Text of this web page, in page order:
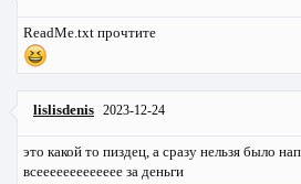
ReadMe.txt прочтите
lislisdenis 2023-12-24
это какой то пиздец, а сразу нельзя было
всеееееееееееее за деньги